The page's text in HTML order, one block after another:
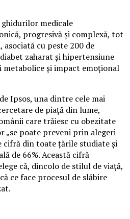
medicale
progresivă și complexă, tot
cu peste 200 de
zaharat și hipertensiune
și impact emoțional
Ipsos, una dintre cele mai
de piață din lume,
care trăiesc cu obezitate
„se poate preveni prin alegeri
cifră din toate țările studiate și
de 66%. Această cifră
că, dincolo de stilul de viață,
ce face procesul de slăbire